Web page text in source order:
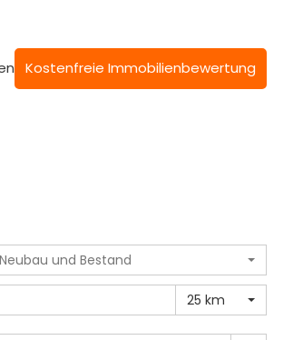
Kostenfreie Immobilienbewertung
Neubau und Bestand
25 km